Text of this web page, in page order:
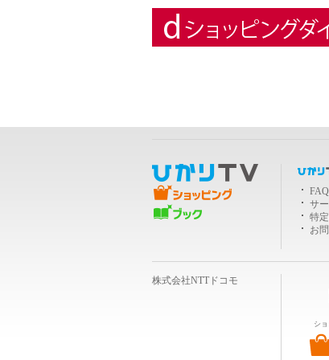
ＴＶショッピングFAQ
サ
特
お
株式会社NTTドコモ
シ